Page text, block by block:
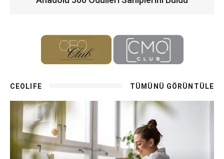
CEOLIFE TÜMÜNÜ GÖRÜNTÜLE